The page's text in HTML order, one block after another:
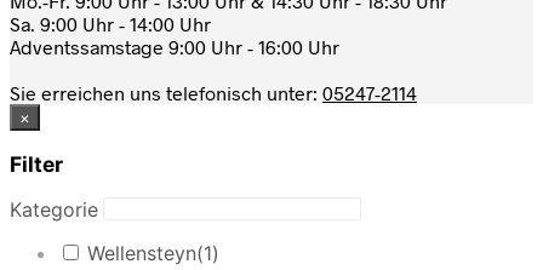
Sa. 9:00 Uhr - 14:00 Uhr
Adventssamstage 9:00 Uhr - 16:00 Uhr
Sie erreichen uns telefonisch unter: 05247-2114
×
Filter
Kategorie
Wellensteyn(1)